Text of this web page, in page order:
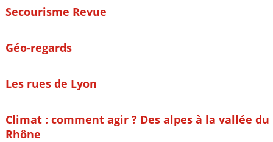
Secourisme Revue
Géo-regards
Les rues de Lyon
Climat : comment agir ? Des alpes à la vallée du
Rhône